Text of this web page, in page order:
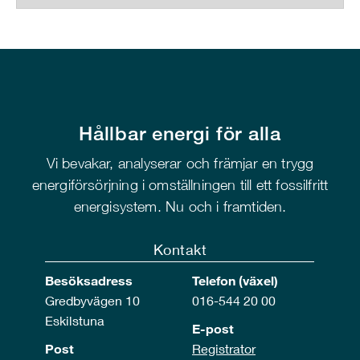
Hållbar energi för alla
Vi bevakar, analyserar och främjar en trygg
energiförsörjning i omställningen till ett fossilfritt
energisystem. Nu och i framtiden.
Kontakt
Besöksadress
Gredbyvägen 10
Eskilstuna
Post
Telefon (växel)
016-544 20 00
E-post
Registrator